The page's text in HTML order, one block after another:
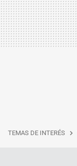
TEMAS DE INTERÉS